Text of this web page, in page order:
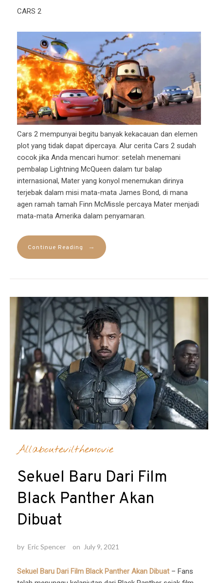
CARS 2
Cars 2 mempunyai begitu banyak kekacauan dan elemen
plot yang tidak dapat dipercaya. Alur cerita Cars 2 sudah
cocok jika Anda mencari humor: setelah menemani
pembalap Lightning McQueen dalam tur balap
internasional, Mater yang konyol menemukan dirinya
terjebak dalam misi mata-mata James Bond, di mana
agen ramah tamah Finn McMissle percaya Mater menjadi
mata-mata Amerika dalam penyamaran.
Continue Reading →
Allaboutevilthemovie
Sekuel Baru Dari Film
Black Panther Akan
Dibuat
by Eric Spencer on July 9, 2021
Sekuel Baru Dari Film Black Panther Akan Dibuat– Fans